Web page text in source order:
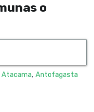
o
Atacama, Antofagasta